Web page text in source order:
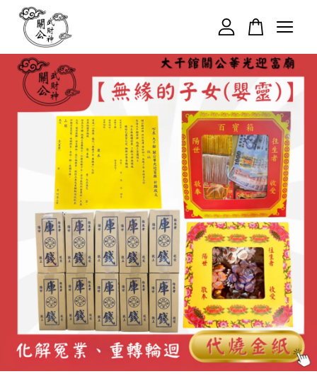
您的購物車目前還是空的。